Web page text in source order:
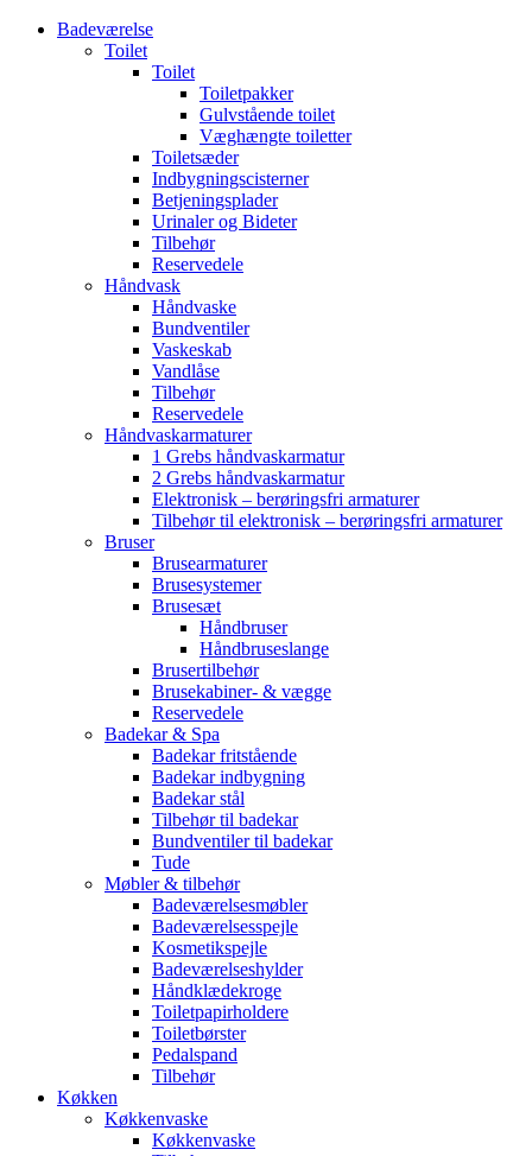
Badeværelse
Toilet
Toilet
Toiletpakker
Gulvstående toilet
Væghængte toiletter
Toiletsæder
Indbygningscisterner
Betjeningsplader
Urinaler og Bideter
Tilbehør
Reservedele
Håndvask
Håndvaske
Bundventiler
Vaskeskab
Vandlåse
Tilbehør
Reservedele
Håndvaskarmaturer
1 Grebs håndvaskarmatur
2 Grebs håndvaskarmatur
Elektronisk – berøringsfri armaturer
Tilbehør til elektronisk – berøringsfri armaturer
Bruser
Brusearmaturer
Brusesystemer
Brusesæt
Håndbruser
Håndbruseslange
Brusertilbehør
Brusekabiner- & vægge
Reservedele
Badekar & Spa
Badekar fritstående
Badekar indbygning
Badekar stål
Tilbehør til badekar
Bundventiler til badekar
Tude
Møbler & tilbehør
Badeværelsesmøbler
Badeværelsesspejle
Kosmetikspejle
Badeværelseshylder
Håndklædekroge
Toiletpapirholdere
Toiletbørster
Pedalspand
Tilbehør
Køkken
Køkkenvaske
Køkkenvaske